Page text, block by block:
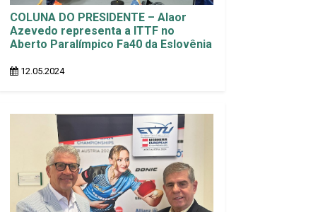
COLUNA DO PRESIDENTE – Alaor
Azevedo representa a ITTF no
Aberto Paralímpico Fa40 da Eslovênia
12.05.2024